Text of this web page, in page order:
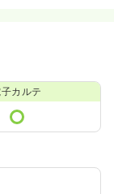
カルテ